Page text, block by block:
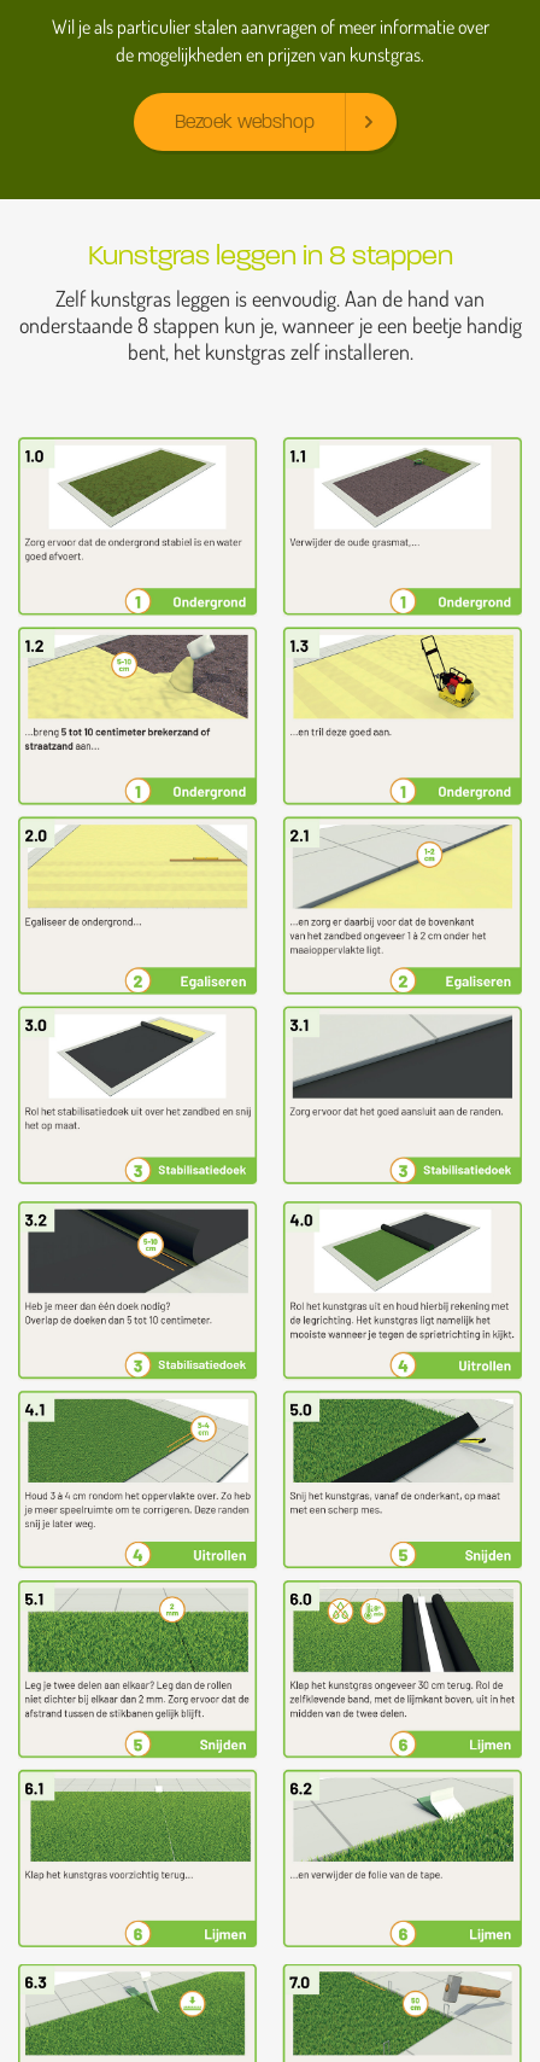
Wil je als particulier stalen aanvragen of meer informatie over
de mogelijkheden en prijzen van kunstgras.
Bezoek webshop
Kunstgras leggen in 8 stappen
Zelf kunstgras leggen is eenvoudig. Aan de hand van
onderstaande 8 stappen kun je, wanneer je een beetje handig
bent, het kunstgras zelf installeren.